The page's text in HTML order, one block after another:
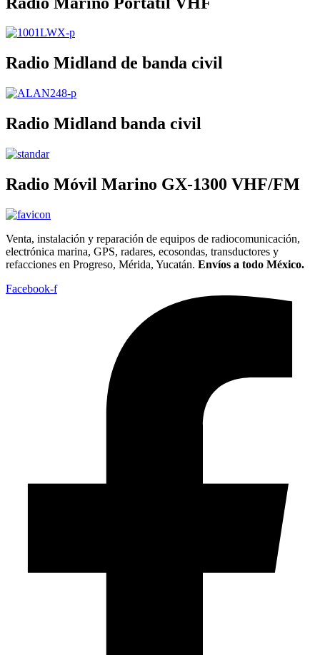
Radio Midland de banda civil
Radio Midland banda civil
Radio Móvil Marino GX-1300 VHF/FM
Venta, instalación y reparación de equipos de radiocomunicación,
electrónica marina, GPS, radares, ecosondas, transductores y
refacciones en Progreso, Mérida, Yucatán. Envíos a todo México.
Facebook-f